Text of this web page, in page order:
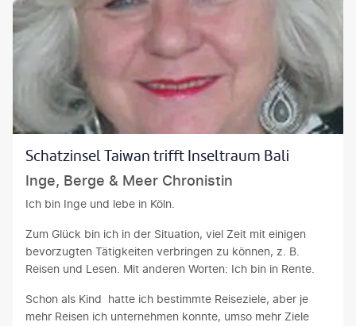
Schatzinsel Taiwan trifft Inseltraum Bali
Inge, Berge & Meer Chronistin
Ich bin Inge und lebe in Köln.
Zum Glück bin ich in der Situation, viel Zeit mit einigen
bevorzugten Tätigkeiten verbringen zu können, z. B.
Reisen und Lesen. Mit anderen Worten: Ich bin in Rente.
Schon als Kind hatte ich bestimmte Reiseziele, aber je
mehr Reisen ich unternehmen konnte, umso mehr Ziele